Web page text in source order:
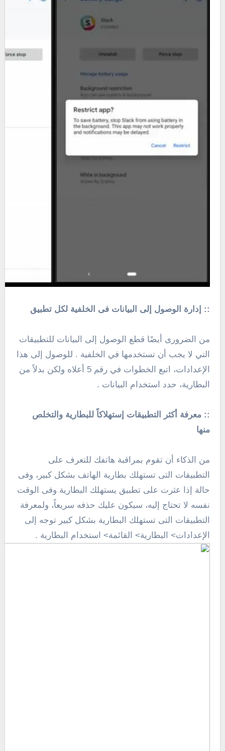
:: إدارة الوصول إلى البيانات فى الخلفية لكل تطبيق
من الضرورى أيضًا قطع الوصول إلى البيانات للتطبيقات
التي لا يجب أن تستخدمها في الخلفية . للوصول إلى هذا
الإعدادات، اتبع الخطوات في رقم 5 أعلاه ولكن بدلاً من
البطارية، حدد استخدام البيانات .
:: معرفة أكثر التطبيقات إستهلاكاً للبطارية والتخلص
منها
من الذكاء أن تقوم بمراقبة هاتفك للتعرف على
التطبيقات التى تستهلك بطارية الهاتف بشكل كبير، وفى
حالة إذا عثرت على تطبيق يستهلك البطارية وفى الوقت
نفسه لا تحتاج إليه، سيكون عليك حذفه سريعاً، ولمعرفة
التطبيقات التى تستهلك البطارية بشكل كبير توجه إلى
الإعدادات> البطارية> القائمة> استخدام البطارية .